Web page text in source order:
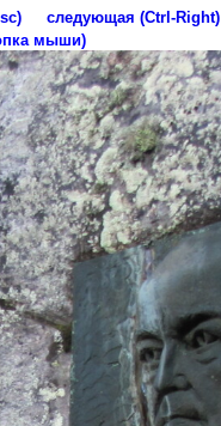
следующая (Ctrl-Right)
мыши)